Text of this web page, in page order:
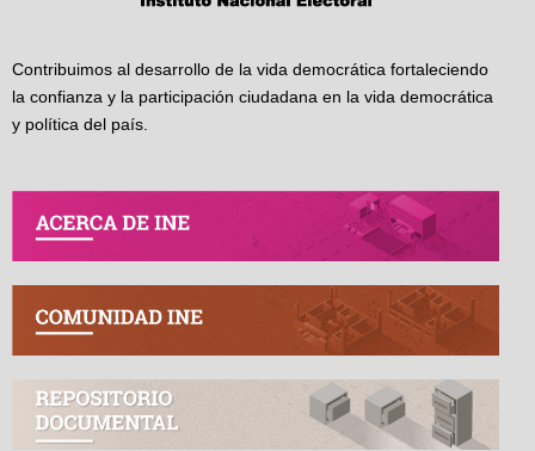
Contribuimos al desarrollo de la vida democrática fortaleciendo
la confianza y la participación ciudadana en la vida democrática
y política del país.